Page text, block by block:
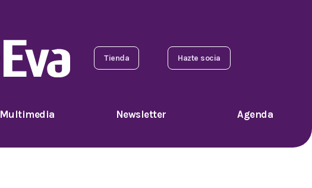
Tienda Hazte socia
Multimedia Newsletter Agenda